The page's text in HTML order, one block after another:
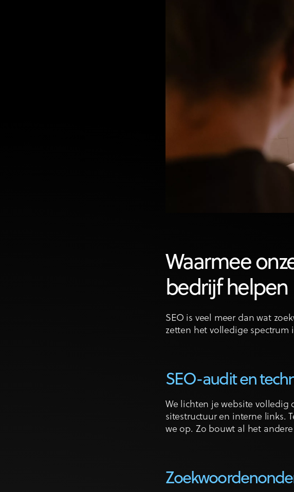
Waarmee
bedrijf helpen
SEO is veel meer dan wat
zetten het volledige
SEO-audit en
We lichten je website volledig
sitestructuur en interne links.
we op. Zo bouwt al het